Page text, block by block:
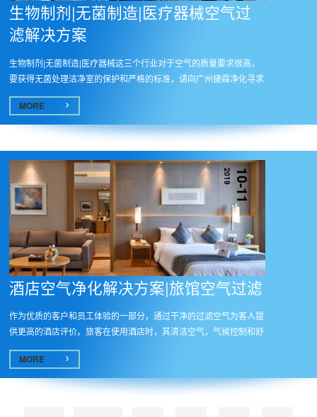
生物制剂|无菌制造|医疗器械空气过
滤解决方案
生物制剂|无菌制造|医疗器械这三个行业对于空气的质量要求很高，
要获得无菌处理洁净室的保护和严格的标准，请向广州捷霖净化寻求
针对...
MORE
10-11
2019
酒店空气净化解决方案|旅馆空气过滤
作为优质的客户和员工体验的一部分，通过干净的过滤空气为客人提
供更高的酒店评价。旅客在使用酒店时，其清洁空气，气候控制和舒
MORE